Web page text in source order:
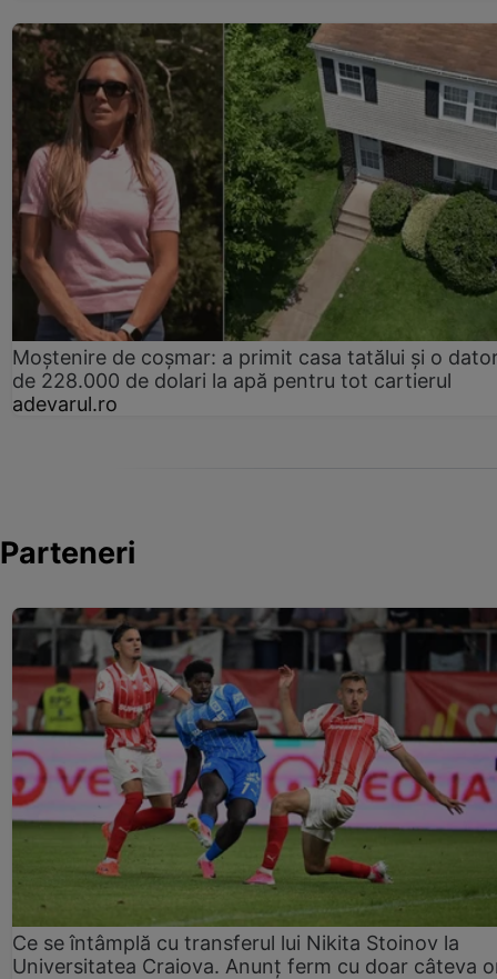
Moștenire de coșmar: a primit casa tatălui și o
de 228.000 de dolari la apă pentru tot cartierul
adevarul.ro
Parteneri
Ce se întâmplă cu transferul lui Nikita Stoinov la
Universitatea Craiova. Anunț ferm cu doar câteva